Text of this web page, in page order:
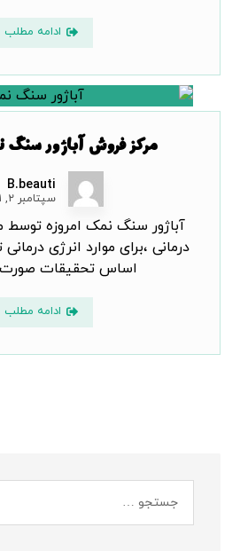
ادامه مطلب
مرکز فروش آباژور سنگ
B.beauti
سپتامبر ۲, ۲۰۲۱
آباژور سنگ نمک امروزه
درمانی ،برای موارد انرژی
اساس تحقیقات صورت
ادامه مطلب